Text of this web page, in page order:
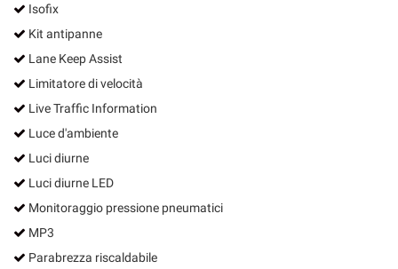
Isofix
Kit antipanne
Lane Keep Assist
Limitatore di velocità
Live Traffic Information
Luce d'ambiente
Luci diurne
Luci diurne LED
Monitoraggio pressione pneumatici
MP3
Parabrezza riscaldabile